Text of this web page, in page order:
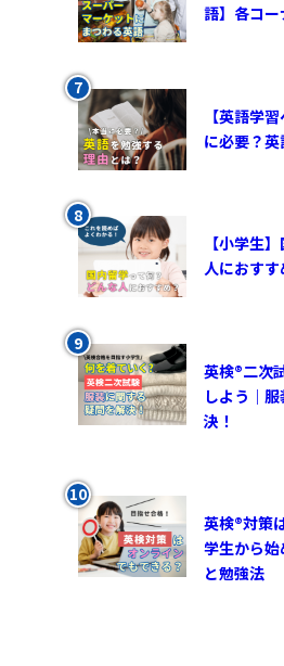
語】各コー
【英語学
に必要？
【小学生
人におすす
英検®︎二次
しよう｜
決！
英検®対策
学生から
と勉強法